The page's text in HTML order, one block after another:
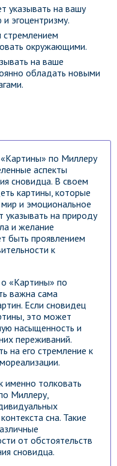
указывать на вашу
эгоцентризму.
окружающими.
на ваше
обладать новыми
по Миллеру
аспекты
сновидца. В своем
картины, которые
и эмоциональное
указывать на природу
и желание
быть проявлением
к
«Картины» по
важна сама
Если сновидец
это может
насыщенность и
переживаний.
на его стремление к
именно толковать
Миллеру,
сна. Такие
от обстоятельств
сновидца.